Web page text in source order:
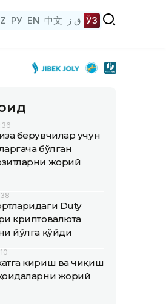
РУ EN 中文 ق ز ЎЗ
берувчилар учун
бўлган
жорий
Duty
криптовалюта
йўлга қўйди
кириш ва чиқиш
жорий